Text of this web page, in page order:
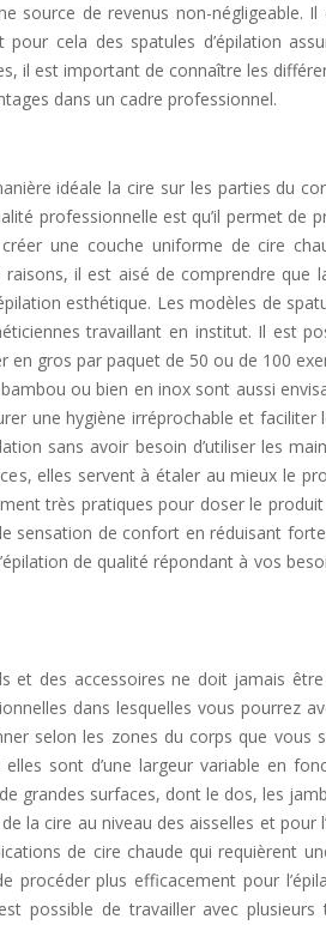
source de revenus non-négligeable. Il
cela des spatules d’épilation
il est important de connaître les
dans un cadre professionnel.
idéale la cire sur les parties du
professionnelle est qu’il permet de
une couche uniforme de cire
il est aisé de comprendre que
esthétique. Les modèles de
travaillant en institut. Il est
gros par paquet de 50 ou de 100
ou bien en inox sont aussi
une hygiène irréprochable et faciliter
sans avoir besoin d’utiliser les
elles servent à étaler au mieux le
très pratiques pour doser le
sensation de confort en réduisant
de qualité répondant à vos
et des accessoires ne doit jamais
dans lesquelles vous pourrez
selon les zones du corps que vous
sont d’une largeur variable en
grandes surfaces, dont le dos, les
la cire au niveau des aisselles et pour
de cire chaude qui requièrent
procéder plus efficacement pour
possible de travailler avec plusieurs